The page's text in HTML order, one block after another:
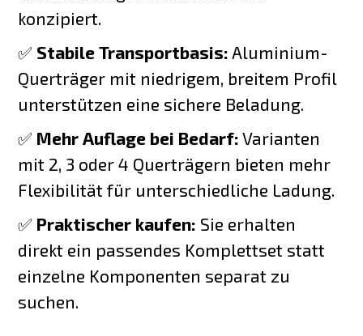
konzipiert.
✅ Stabile Transportbasis: Aluminium-
Querträger mit niedrigem, breitem Profil
unterstützen eine sichere Beladung.
✅ Mehr Auflage bei Bedarf: Varianten
mit 2, 3 oder 4 Querträgern bieten mehr
Flexibilität für unterschiedliche Ladung.
✅ Praktischer kaufen: Sie erhalten
direkt ein passendes Komplettset statt
einzelne Komponenten separat zu
suchen.